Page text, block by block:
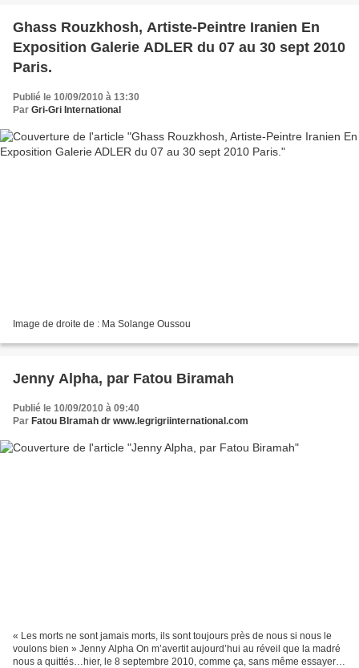
Ghass Rouzkhosh, Artiste-Peintre Iranien En
Exposition Galerie ADLER du 07 au 30 sept 2010
Paris.
Publié le 10/09/2010 à 13:30
Par Gri-Gri International
Image de droite de : Ma Solange Oussou
Jenny Alpha, par Fatou Biramah
Publié le 10/09/2010 à 09:40
Par Fatou BIramah dr www.legrigriinternational.com
« Les morts ne sont jamais morts, ils sont toujours près de nous si nous le
voulons bien » Jenny Alpha On m’avertit aujourd’hui au réveil que la madré
nous a quittés…hier, le 8 septembre 2010, comme ça, sans même essayer